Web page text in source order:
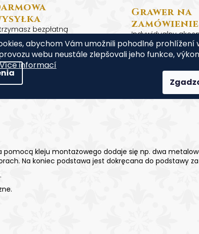
abychom Vám umožnili pohodlné prohlížení
webu neustále zlepšovali jeho funkce,
Více informací
bezpłatną
do naszych
Grawer na
zamówienie
Indywidualny
każdą pamiątkę
kleju montażowego dodaje się np. dwa
Na koniec podstawa jest dokręcana do podstawy